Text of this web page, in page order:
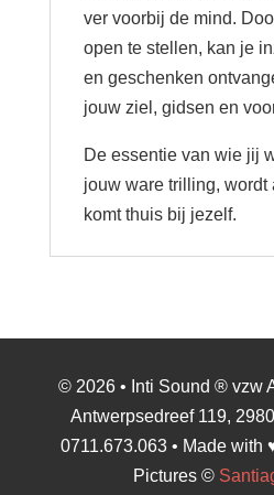
ver voorbij de mind.
open te stellen, kan je
en geschenken
jouw ziel, gidsen en
De essentie van wie jij
jouw ware trilling, wordt
komt thuis bij jezelf.
© 2026 • Inti Sound ® vzw
Antwerpsedreef 119,
0711.673.063 • Made with
Pictures ©